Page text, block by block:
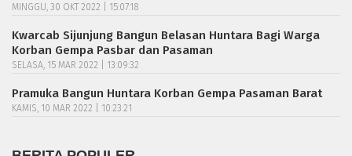
MINGGU, 30 OKT 2022 | 15:07:18
Kwarcab Sijunjung Bangun Belasan Huntara Bagi Warga
Korban Gempa Pasbar dan Pasaman
SELASA, 15 MAR 2022 | 13:09:32
Pramuka Bangun Huntara Korban Gempa Pasaman Barat
KAMIS, 10 MAR 2022 | 10:23:21